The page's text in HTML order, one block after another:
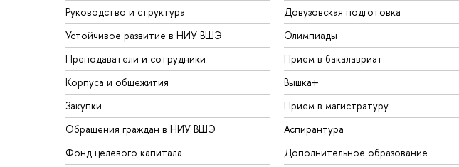
Руководство и структура
Устойчивое развитие в НИУ ВШЭ
Преподаватели и сотрудники
Корпуса и общежития
Закупки
Обращения граждан в НИУ ВШЭ
Фонд целевого капитала
Довузовская подготовка
Олимпиады
Прием в бакалавриат
Вышка+
Прием в магистратуру
Аспирантура
Дополнительное образование